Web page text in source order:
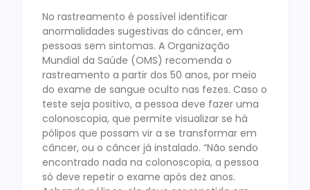
No rastreamento é possível identificar
anormalidades sugestivas do câncer, em
pessoas sem sintomas. A Organização
Mundial da Saúde (OMS) recomenda o
rastreamento a partir dos 50 anos, por meio
do exame de sangue oculto nas fezes. Caso o
teste seja positivo, a pessoa deve fazer uma
colonoscopia, que permite visualizar se há
pólipos que possam vir a se transformar em
câncer, ou o câncer já instalado. “Não sendo
encontrado nada na colonoscopia, a pessoa
só deve repetir o exame após dez anos.